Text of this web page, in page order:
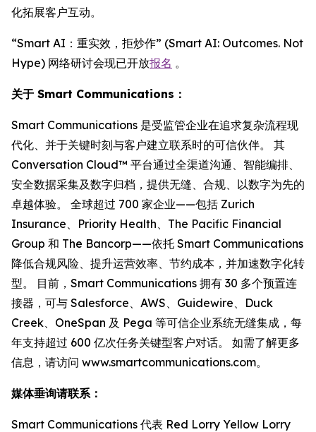
化拓展客户互动。
“Smart AI：重实效，拒炒作” (Smart AI: Outcomes. Not
Hype) 网络研讨会现已开放报名 。
关于 Smart Communications：
Smart Communications 是受监管企业在追求复杂流程现
代化、并于关键时刻与客户建立联系时的可信伙伴。 其
Conversation Cloud™ 平台通过全渠道沟通、智能编排、
安全数据采集及数字归档，提供无缝、合规、以数字为先的
卓越体验。 全球超过 700 家企业——包括 Zurich
Insurance、Priority Health、The Pacific Financial
Group 和 The Bancorp——依托 Smart Communications
降低合规风险、提升运营效率、节约成本，并加速数字化转
型。 目前，Smart Communications 拥有 30 多个预置连
接器，可与 Salesforce、AWS、Guidewire、Duck
Creek、OneSpan 及 Pega 等可信企业系统无缝集成，每
年支持超过 600 亿次任务关键型客户对话。 如需了解更多
信息，请访问 www.smartcommunications.com。
媒体垂询请联系：
Smart Communications 代表 Red Lorry Yellow Lorry